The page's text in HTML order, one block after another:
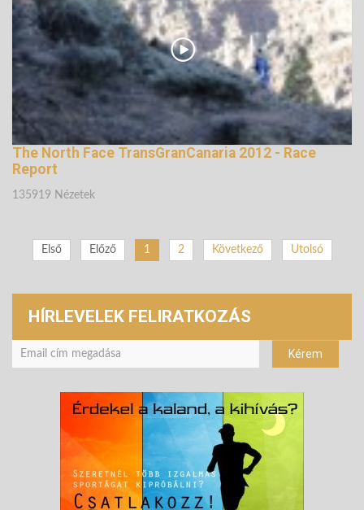
The North Face TransGranCanaria 2012 - Race
Report
135919 Nézetek
Első Előző 1 2 Következő Utolsó
HÍRLEVELEK FELIRATKOZÁS